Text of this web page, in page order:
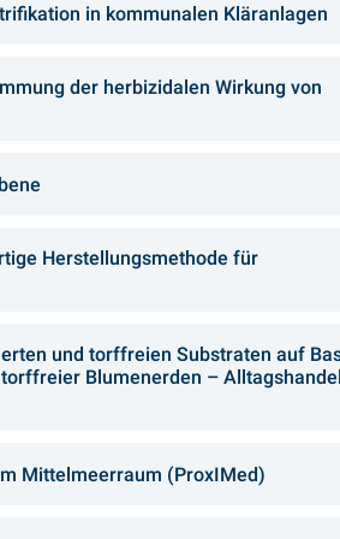
in kommunalen Kläranlagen
der herbizidalen Wirkung von
Herstellungsmethode für
und torffreien Substraten auf
Blumenerden –
Mittelmeerraum (ProxIMed)